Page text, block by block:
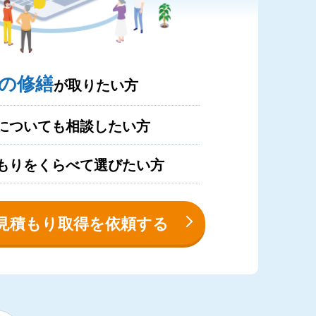
修繕が取りたい方
ついても相談したい方
りをくらべて選びたい方
積もり取得を依頼する